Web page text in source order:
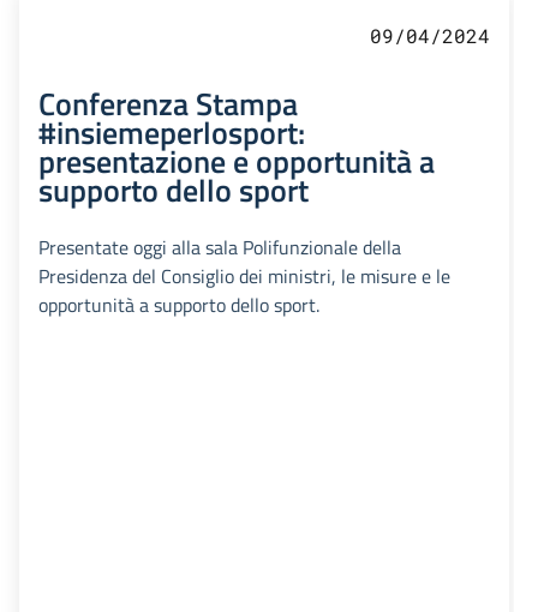
09/04/2024
Conferenza Stampa
#insiemeperlosport:
presentazione e opportunità a
supporto dello sport
Presentate oggi alla sala Polifunzionale della
Presidenza del Consiglio dei ministri, le misure e le
opportunità a supporto dello sport.